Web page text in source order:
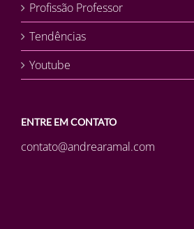
Profissão Professor
Tendências
Youtube
ENTRE EM CONTATO
contato@andrearamal.com